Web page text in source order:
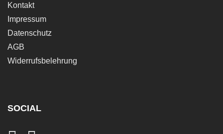
Kontakt
Impressum
Datenschutz
AGB
Widerrufsbelehrung
SOCIAL